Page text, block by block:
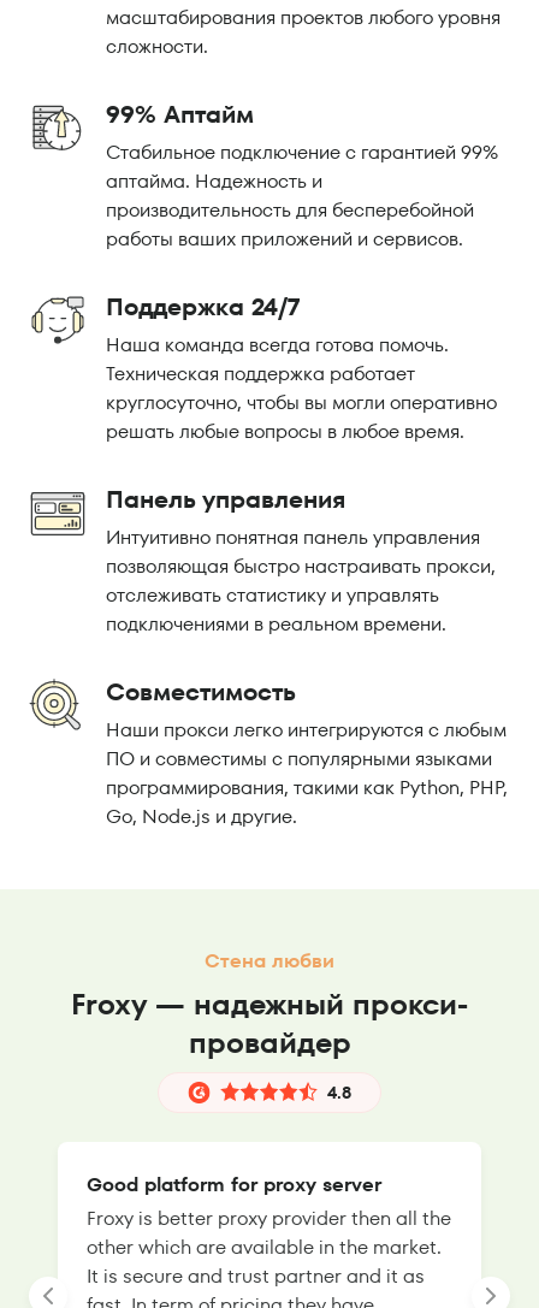
масштабирования проектов любого уровня
сложности.
99% Аптайм
Стабильное подключение с гарантией 99%
аптайма. Надежность и
производительность для бесперебойной
работы ваших приложений и сервисов.
Поддержка 24/7
Наша команда всегда готова помочь.
Техническая поддержка работает
круглосуточно, чтобы вы могли оперативно
решать любые вопросы в любое время.
Панель управления
Интуитивно понятная панель управления
позволяющая быстро настраивать прокси,
отслеживать статистику и управлять
подключениями в реальном времени.
Совместимость
Наши прокси легко интегрируются с любым
ПО и совместимы с популярными языками
программирования, такими как Python, PHP,
Go, Node.js и другие.
Стена любви
Froxy — надежный прокси-
провайдер
4.8
Good platform for proxy server
Froxy is better proxy provider then all the
other which are available in the market.
It is secure and trust partner and it as